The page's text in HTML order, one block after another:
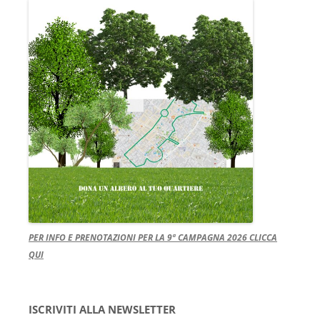
PER INFO E PRENOTAZIONI PER LA 9ª CAMPAGNA 2026 CLICCA
QUI
ISCRIVITI ALLA NEWSLETTER